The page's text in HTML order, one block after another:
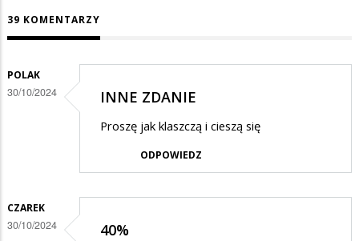
39 KOMENTARZY
POLAK
30/10/2024 INNE ZDANIE
Proszę jak klaszczą i cieszą się
ODPOWIEDZ
CZAREK
30/10/2024 40%